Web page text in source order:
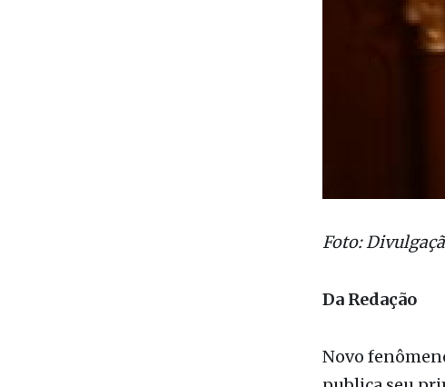
Foto: Divulgação
Da Redação